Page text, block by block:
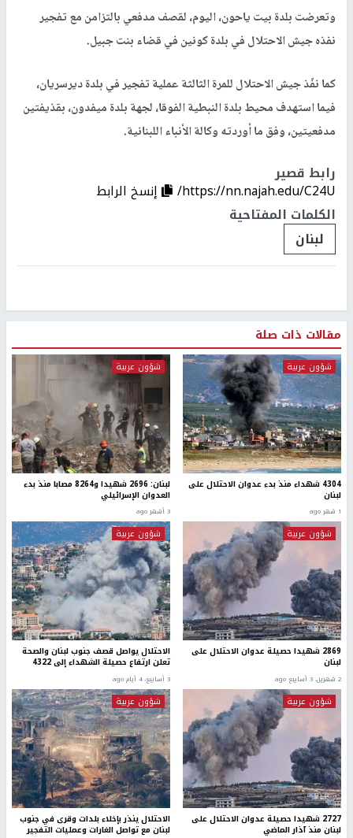
وتعرضت بلدة بيت ياحون، اليوم، لقصف مدفعي بالتزامن مع تفجير
نفذه جيش الاحتلال في بلدة كونين في قضاء بنت جبيل.
كما نفّذ جيش الاحتلال للمرة الثالثة عملية تفجير في بلدة ديرسريان،
فيما استهدف محيط بلدة النبطية الفوقا، لجهة بلدة ميفدون، بقذيفتين
مدفعيتين، وفق ما أوردته وكالة الأنباء اللبنانية.
رابط قصير
https://nn.najah.edu/C24U/
إنسخ الرابط
الكلمات المفتاحية
لبنان
مقالات ذات صلة
شؤون عربية
4304 شهداء منذ بدء عدوان الاحتلال على
لبنان
1 شهر ago
شؤون عربية
لبنان: 2696 شهيدا و8264 مصابا منذ بدء
العدوان الإسرائيلي
3 أشهر ago
شؤون عربية
2869 شهيدا حصيلة عدوان الاحتلال على
لبنان
2 شهرين، 3 أسابيع ago
شؤون عربية
الاحتلال يواصل قصف جنوب لبنان والصحة
تعلن ارتفاع حصيلة الشهداء إلى 4322
3 أسابيع، 4 أيام ago
شؤون عربية
2727 شهيدا حصيلة عدوان الاحتلال على
لبنان منذ آذار الماضي
شؤون عربية
الاحتلال ينذر بإخلاء بلدات وقرى في جنوب
لبنان مع تواصل الغارات وعمليات التفجير